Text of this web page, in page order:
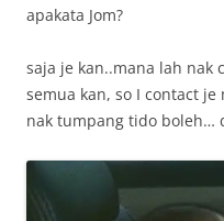
apakata Jom?
saja je kan..mana lah nak
semua kan, so I contact je
nak tumpang tido boleh…